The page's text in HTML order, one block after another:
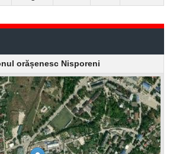
orășenesc Nisporeni